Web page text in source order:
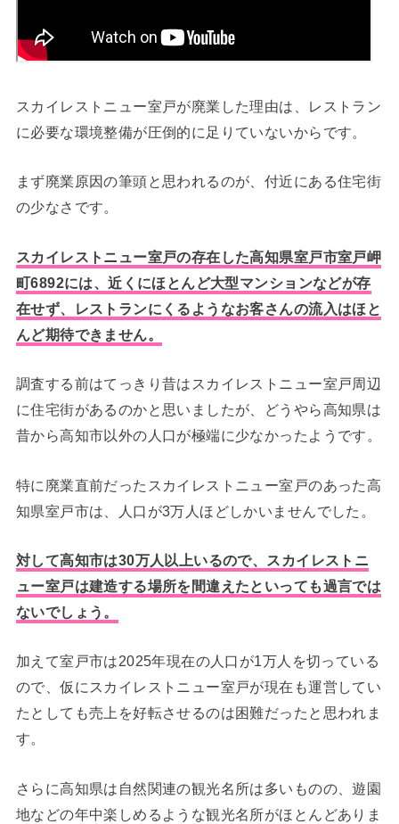
スカイレストニュー室戸が廃業した理由は、レストラン
に必要な環境整備が圧倒的に足りていないからです。
まず廃業原因の筆頭と思われるのが、付近にある住宅街
の少なさです。
スカイレストニュー室戸の存在した高知県室戸市室戸岬
町6892には、近くにほとんど大型マンションなどが存
在せず、レストランにくるようなお客さんの流入はほと
んど期待できません。
調査する前はてっきり昔はスカイレストニュー室戸周辺
に住宅街があるのかと思いましたが、どうやら高知県は
昔から高知市以外の人口が極端に少なかったようです。
特に廃業直前だったスカイレストニュー室戸のあった高
知県室戸市は、人口が3万人ほどしかいませんでした。
対して高知市は30万人以上いるので、スカイレストニ
ュー室戸は建造する場所を間違えたといっても過言では
ないでしょう。
加えて室戸市は2025年現在の人口が1万人を切っている
ので、仮にスカイレストニュー室戸が現在も運営してい
たとしても売上を好転させるのは困難だったと思われま
す。
さらに高知県は自然関連の観光名所は多いものの、遊園
地などの年中楽しめるような観光名所がほとんどありま